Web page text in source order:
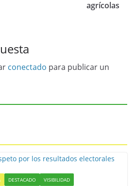
agrícolas
conectado para publicar un
DESTACADO VISIBILIDAD